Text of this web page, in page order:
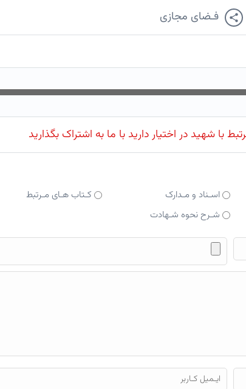
فـضای مجازی
با شهید در اختیار دارید با ما به اشتراک بگذارید
اسـناد و مـدارک
کـتاب هـای مـرتبط
شـرح نحوه شـهادت
فایل محتوای ارسالی